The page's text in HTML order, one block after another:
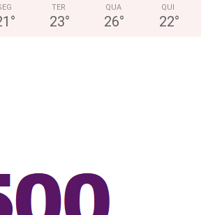
°
TER
23°
QUA
26°
QUI
22°